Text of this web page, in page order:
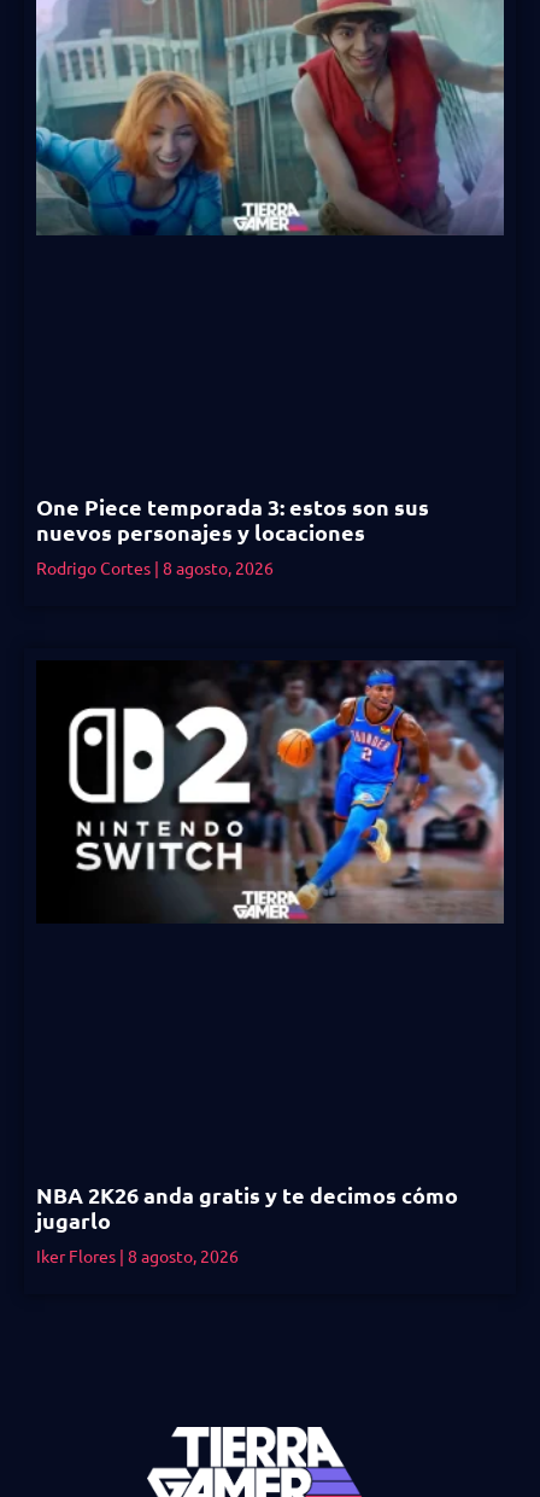
One Piece temporada 3: estos son sus
nuevos personajes y locaciones
Rodrigo Cortes 8 agosto, 2026
NBA 2K26 anda gratis y te decimos cómo
jugarlo
Iker Flores 8 agosto, 2026